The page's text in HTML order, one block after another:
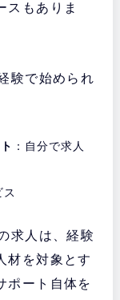
スもありま
験で始められ
：自分で求人
ス
求人は、経験
材を対象とす
ポート自体を